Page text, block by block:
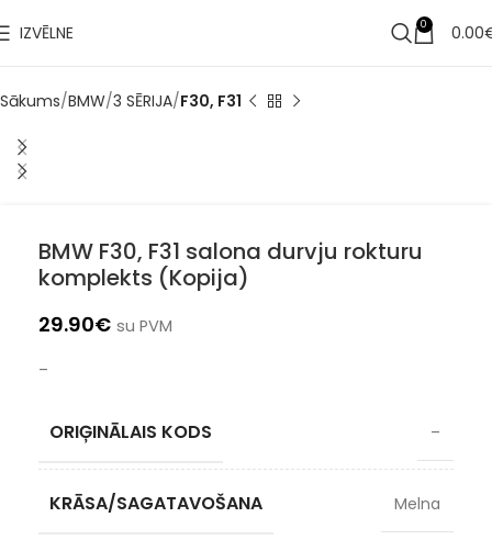
IZVĒLNE 0 0.00
Sākums BMW 3 SĒRIJA F30, F31
BMW F30, F31 salona durvju rokturu
komplekts (Kopija)
29.90€ su PVM
–
ORIĢINĀLAIS KODS –
KRĀSA/SAGATAVOŠANA Melna
✔Piegāde pēc 1-3 d.d.